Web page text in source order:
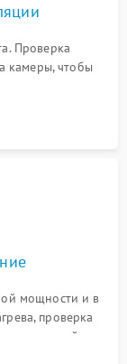
Проверка
камеры, чтобы
тепла.
шкафа.
мощности и в
проверка
заданной
тока.